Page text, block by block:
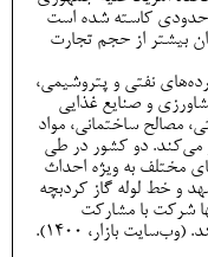
حدودی کاسته شده است
بیشتر از حجم تجارت
نفتی و پتروشیمی،
و صنایع غذایی
مصالح ساختمانی، مواد
می‌کند. دو کشور در طی
مختلف به ویژه احداث
و خط لوله گاز کردبچه
شرکت با مشارکت
بازار، 1400).